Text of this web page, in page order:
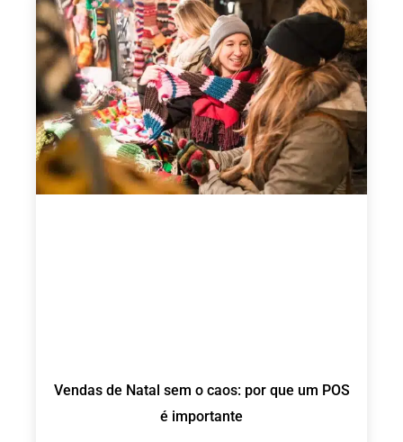
Vendas de Natal sem o caos: por que um POS
é importante